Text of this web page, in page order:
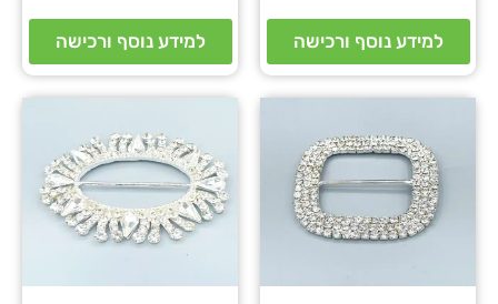
למידע נוסף ורכישה למידע נוסף ורכישה